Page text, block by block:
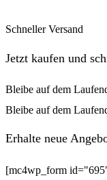
Schneller Versand
Jetzt kaufen und
Bleibe auf dem
Bleibe auf dem
Erhalte neue
[mc4wp_form